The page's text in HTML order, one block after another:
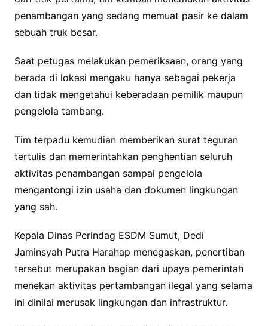
penambangan yang sedang memuat pasir ke dalam
sebuah truk besar.
Saat petugas melakukan pemeriksaan, orang yang
berada di lokasi mengaku hanya sebagai pekerja
dan tidak mengetahui keberadaan pemilik maupun
pengelola tambang.
Tim terpadu kemudian memberikan surat teguran
tertulis dan memerintahkan penghentian seluruh
aktivitas penambangan sampai pengelola
mengantongi izin usaha dan dokumen lingkungan
yang sah.
Kepala Dinas Perindag ESDM Sumut, Dedi
Jaminsyah Putra Harahap menegaskan, penertiban
tersebut merupakan bagian dari upaya pemerintah
menekan aktivitas pertambangan ilegal yang selama
ini dinilai merusak lingkungan dan infrastruktur.